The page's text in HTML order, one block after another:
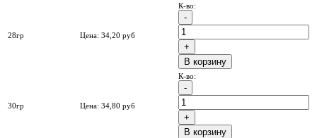
28гр Цена: 34,20 руб
К-во:
B корзину
30гр Цена: 34,80 руб
К-во:
B корзину